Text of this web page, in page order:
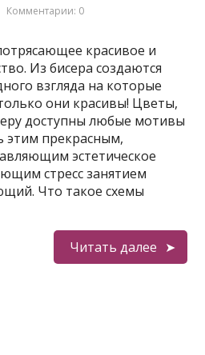
Комментарии: 0
красивое и
Из бисера создаются
взгляда на которые
они красивы! Цветы,
доступны любые мотивы
этим прекрасным,
эстетическое
стресс занятием
Что такое схемы
Читать далее